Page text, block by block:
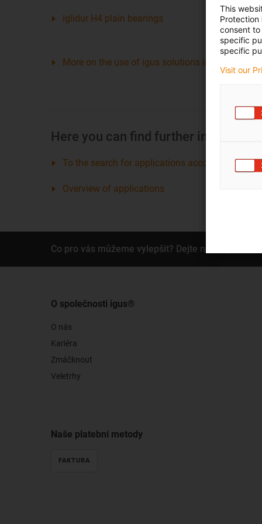
iglidur H4 plain bearings
More on the use of igus solutions in the
Here you can find further
To the search for applications according to
Overview of applications
Co pro vás můžeme vylepšit? Dejte nám zpětnou
O společnosti igus®
O nás
Kariéra
Zmáčknout
Veletrhy
Naše platební metody
FAKTURA
This
Protection
consent
specific
specific
Visit our